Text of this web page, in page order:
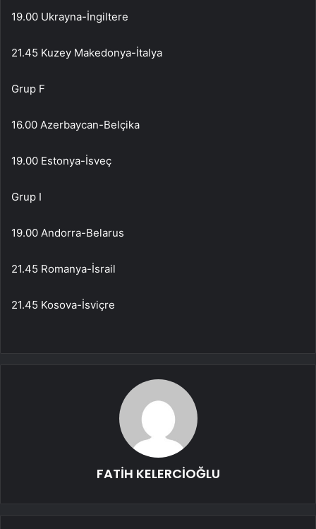
19.00 Ukrayna-İngiltere
21.45 Kuzey Makedonya-İtalya
Grup F
16.00 Azerbaycan-Belçika
19.00 Estonya-İsveç
Grup I
19.00 Andorra-Belarus
21.45 Romanya-İsrail
21.45 Kosova-İsviçre
FATİH KELERCİOĞLU